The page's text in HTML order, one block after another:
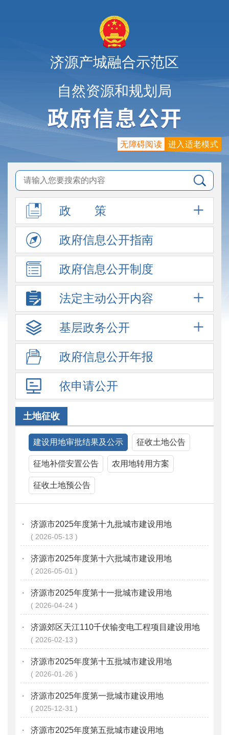
济源产城融合示范区
自然资源和规划局
进入适老模式
无障碍阅读
政 策
政府信息公开指南
政府信息公开制度
法定主动公开内容
基层政务公开
政府信息公开年报
依申请公开
土地征收
建设用地审批结果及公示 征收土地公告
征地补偿安置公告 农用地转用方案
征收土地预公告
· 济源市2025年度第十九批城市建设用地
2026-05-13
· 济源市2025年度第十六批城市建设用地
2026-05-01
· 济源市2025年度第十一批城市建设用地
2026-04-24
· 济源郊区天江110千伏输变电工程项目建设用地
2026-02-13
· 济源市2025年度第十五批城市建设用地
2026-01-26
· 济源市2025年度第一批城市建设用地
2025-12-31
· 济源市2025年度第五批城市建设用地